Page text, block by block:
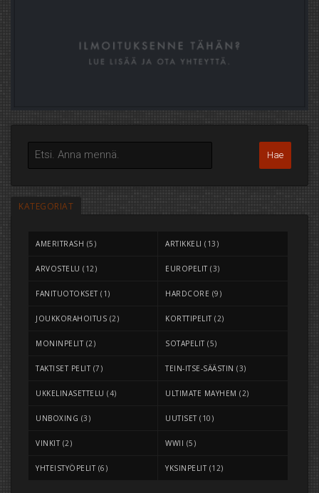
KATEGORIAT
AMERITRASH (5) ARTIKKELI (13)
ARVOSTELU (12) EUROPELIT (3)
FANITUOTOKSET (1) HARDCORE (9)
JOUKKORAHOITUS (2) KORTTIPELIT (2)
MONINPELIT (2) SOTAPELIT (5)
TAKTISET PELIT (7) TEIN-ITSE-SÄÄSTIN (3)
UKKELINASETTELU (4) ULTIMATE MAYHEM (2)
UNBOXING (3) UUTISET (10)
VINKIT (2) WWII (5)
YHTEISTYÖPELIT (6) YKSINPELIT (12)